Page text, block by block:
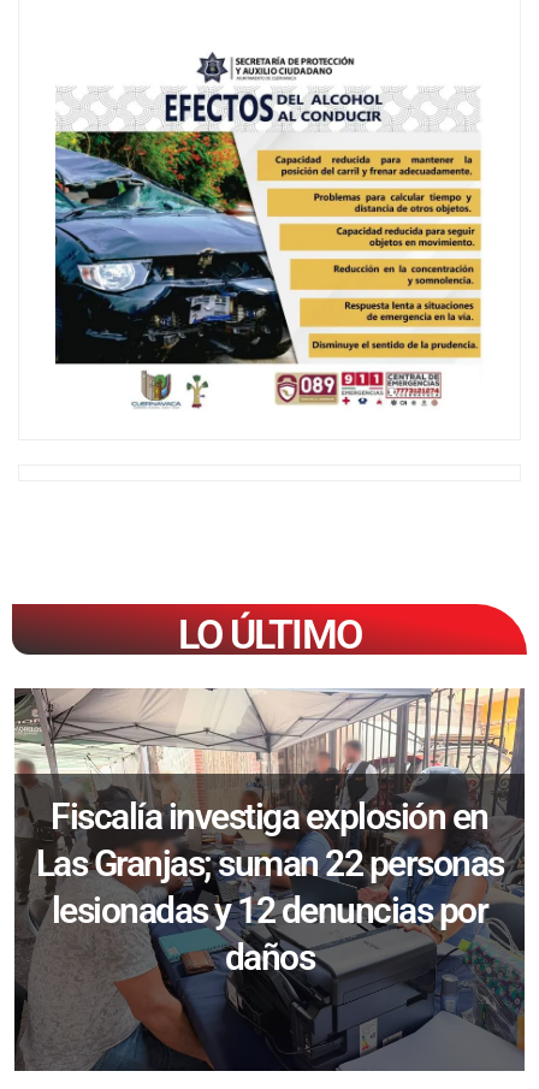
LO ÚLTIMO
Fiscalía investiga explosión en
Las Granjas; suman 22 personas
lesionadas y 12 denuncias por
daños